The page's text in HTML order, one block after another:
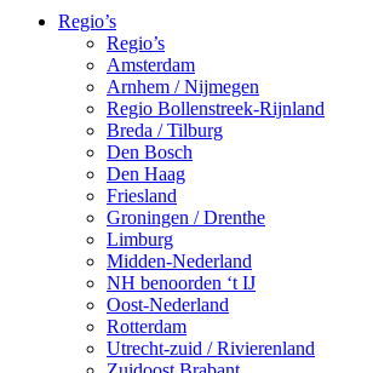
Regio’s
Regio’s
Amsterdam
Arnhem / Nijmegen
Regio Bollenstreek-Rijnland
Breda / Tilburg
Den Bosch
Den Haag
Friesland
Groningen / Drenthe
Limburg
Midden-Nederland
NH benoorden ‘t IJ
Oost-Nederland
Rotterdam
Utrecht-zuid / Rivierenland